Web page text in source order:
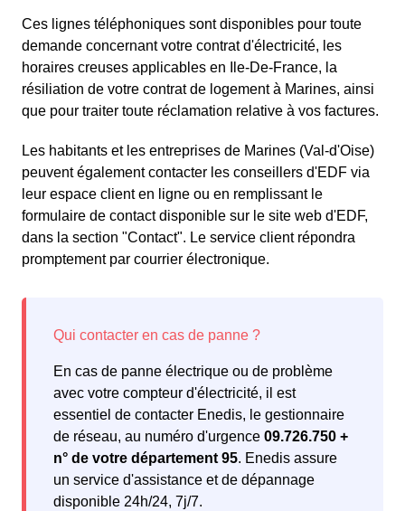
Ces lignes téléphoniques sont disponibles pour toute
demande concernant votre contrat d'électricité, les
horaires creuses applicables en Ile-De-France, la
résiliation de votre contrat de logement à Marines, ainsi
que pour traiter toute réclamation relative à vos factures.
Les habitants et les entreprises de Marines (Val-d'Oise)
peuvent également contacter les conseillers d'EDF via
leur espace client en ligne ou en remplissant le
formulaire de contact disponible sur le site web d'EDF,
dans la section "Contact". Le service client répondra
promptement par courrier électronique.
En cas de panne électrique ou de problème
avec votre compteur d'électricité, il est
essentiel de contacter Enedis, le gestionnaire
de réseau, au numéro d'urgence 09.726.750 +
n° de votre département 95. Enedis assure
un service d'assistance et de dépannage
disponible 24h/24, 7j/7.